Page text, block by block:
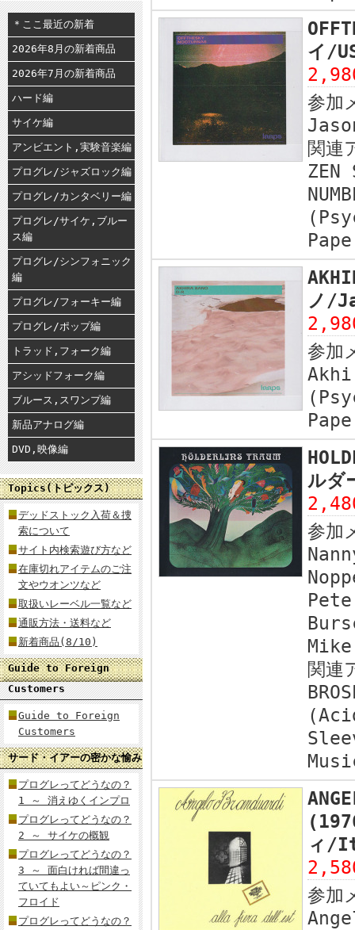
＊ここ最近の新着
2026年8月の新着商品
2026年7月の新着商品
ハード編
サイケ編
アンビエント,実験音楽編
プログレ/ジャズロック編
プログレ/カンタベリー編
プログレ/サイケ,ブルー
ス編
プログレ/シンフォニック
編
プログレ/フォーキー編
プログレ/ポップ編
トラッド,フォーク編
アシッドフォーク編
ブルース,スワンプ編
新品アナログ編
DVD,映像編
Topics(トピックス)
デッドストック入荷＆捜
索について
サイト内検索遊び方など
在庫切れアイテムのご注
文やウオンツなど
取扱いレーベル一覧など
通販方法・送料など
新着商品(8/10)
Guide to Foreign
Customers
Guide to Foreign
Customers
サード・イアーの密かな愉み
プログレってどうなの？
1 ～ 消えゆくインプロ
プログレってどうなの？
2 ～ サイケの概観
プログレってどうなの？
3 ～ 面白ければ間違っ
ていてもよい～ピンク・
フロイド
プログレってどうなの？
イ/
参加
関連
ZEN
ノ/
参加
ルダ
参加
関連
ィ/
参加